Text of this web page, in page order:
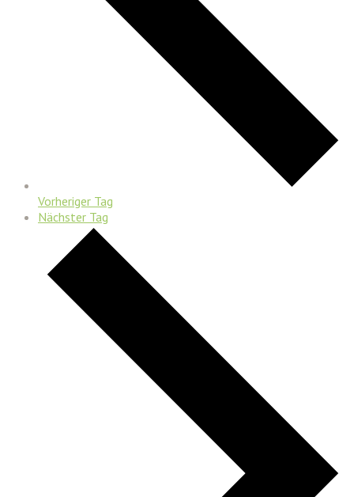
Vorheriger Tag
Nächster Tag